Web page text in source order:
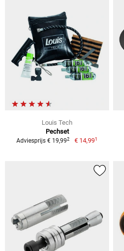
Louis Tech
Pechset
Adviesprijs € 19,992 € 14,991